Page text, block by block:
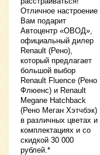
Отличное настроение
Вам подарит
Автоцентр «ОВОД»,
официальный дилер
Renault (Рено),
который предлагает
большой выбор
Renault Fluence (Рено
Флюенс) и Renault
Megane Hatchback
(Рено Меган Хэтчбэк)
в различных цветах и
комплектациях и со
скидкой 30 000
рублей.*